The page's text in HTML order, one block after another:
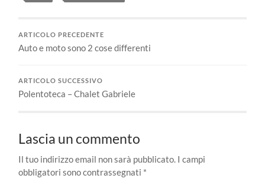
ARTICOLO PRECEDENTE
Auto e moto sono 2 cose differenti
ARTICOLO SUCCESSIVO
Polentoteca – Chalet Gabriele
Lascia un commento
Il tuo indirizzo email non sarà pubblicato. I campi
obbligatori sono contrassegnati *